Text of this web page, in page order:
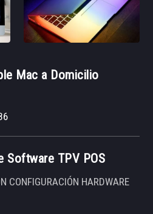
Mac a Domicilio
Software TPV POS
CONFIGURACIÓN HARDWARE